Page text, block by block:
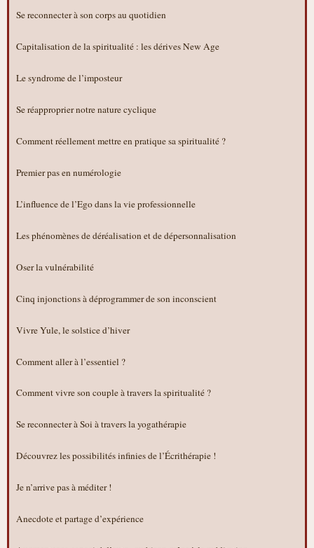
Se reconnecter à son corps au quotidien
Capitalisation de la spiritualité : les dérives New Age
Le syndrome de l’imposteur
Se réapproprier notre nature cyclique
Comment réellement mettre en pratique sa spiritualité ?
Premier pas en numérologie
L’influence de l’Ego dans la vie professionnelle
Les phénomènes de déréalisation et de dépersonnalisation
Oser la vulnérabilité
Cinq injonctions à déprogrammer de son inconscient
Vivre Yule, le solstice d’hiver
Comment aller à l’essentiel ?
Comment vivre son couple à travers la spiritualité ?
Se reconnecter à Soi à travers la yogathérapie
Découvrez les possibilités infinies de l’Écrithérapie !
Je n’arrive pas à méditer !
Anecdote et partage d’expérience